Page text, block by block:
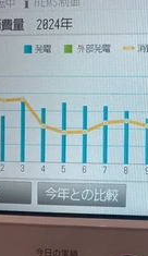
nd_new/saving/
高効率な給湯器（主に
湯を効率化し、省エネ
期間： 令和7年11月
対象となります。 〈
ポンプ給湯機(エコ
合の補助額 ：7万円
の補助額 ：10万円
本要件を満たした場